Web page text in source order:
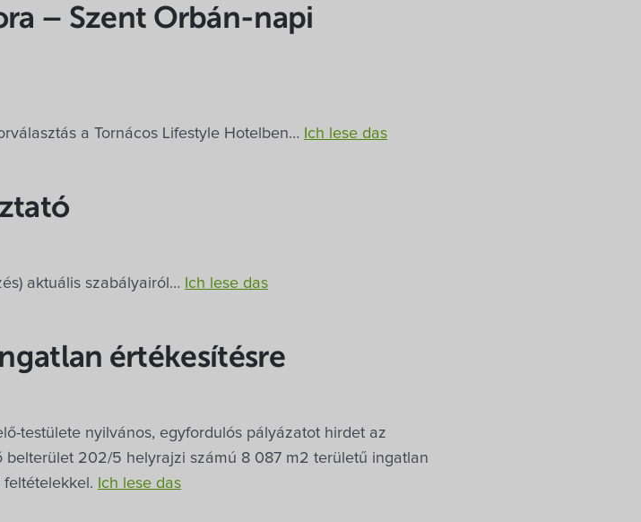
– Szent Orbán-napi
a Tornácos Lifestyle Hotelben… Ich lese das
aktuális szabályairól… Ich lese das
értékesítésre
testülete nyilvános, egyfordulós pályázatot hirdet az
202/5 helyrajzi számú 8 087 m2 területű ingatlan
Ich lese das